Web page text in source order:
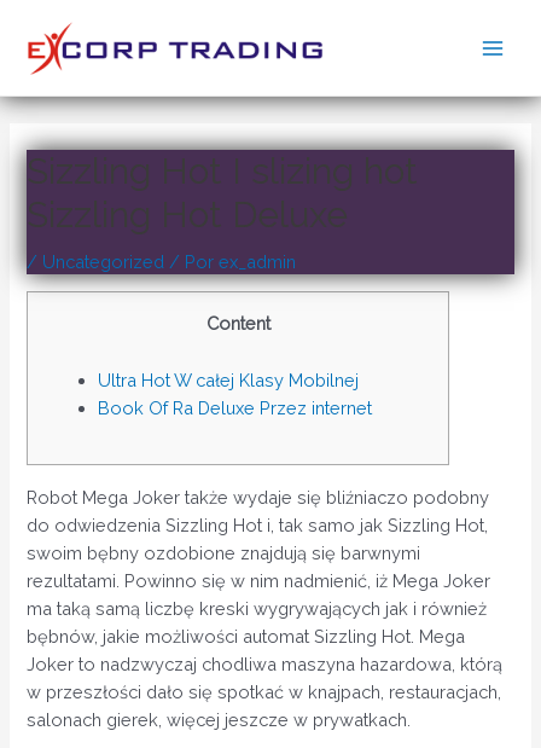
contenido
Sizzling Hot I slizing hot
Sizzling Hot Deluxe
/ Uncategorized / Porex_admin
Content
Ultra Hot W całej Klasy Mobilnej
Book Of Ra Deluxe Przez internet
Robot Mega Joker także wydaje się bliźniaczo podobny
do odwiedzenia Sizzling Hot i, tak samo jak Sizzling Hot,
swoim bębny ozdobione znajdują się barwnymi
rezultatami. Powinno się w nim nadmienić, iż Mega Joker
ma taką samą liczbę kreski wygrywających jak i również
bębnów, jakie możliwości automat Sizzling Hot. Mega
Joker to nadzwyczaj chodliwa maszyna hazardowa, którą
w przeszłości dało się spotkać w knajpach, restauracjach,
salonach gierek, więcej jeszcze w prywatkach.